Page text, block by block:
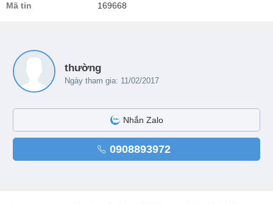
Mã tin 169668
thường
Ngày tham gia: 11/02/2017
Nhắn Zalo
0908893972